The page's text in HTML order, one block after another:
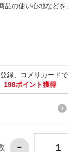
品の使い心地など
録、コメリカード
198ポイント獲得